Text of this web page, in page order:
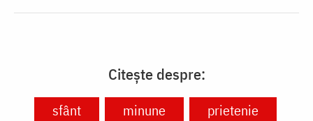
Citește despre:
sfânt minune
prietenie